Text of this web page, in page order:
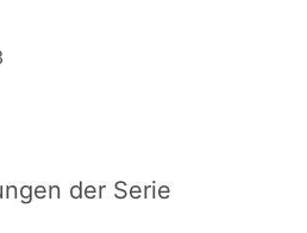
der Serie